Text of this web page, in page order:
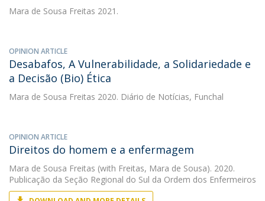
Mara de Sousa Freitas 2021.
OPINION ARTICLE
Desabafos, A Vulnerabilidade, a Solidariedade e
a Decisão (Bio) Ética
Mara de Sousa Freitas 2020. Diário de Notícias, Funchal
OPINION ARTICLE
Direitos do homem e a enfermagem
Mara de Sousa Freitas (with Freitas, Mara de Sousa). 2020.
Publicação da Seção Regional do Sul da Ordem dos Enfermeiros